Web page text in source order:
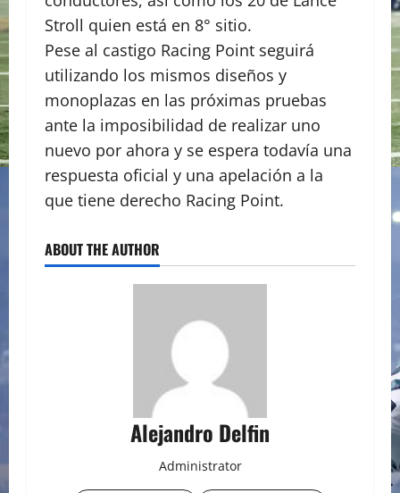
Stroll quien está en 8° sitio.
Pese al castigo Racing Point seguirá
utilizando los mismos diseños y
monoplazas en las próximas pruebas
ante la imposibilidad de realizar uno
nuevo por ahora y se espera todavía una
respuesta oficial y una apelación a la
que tiene derecho Racing Point.
ABOUT THE AUTHOR
Alejandro Delfin
Administrator